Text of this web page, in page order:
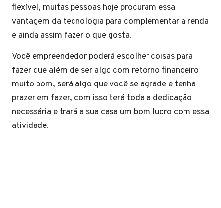
flexível, muitas pessoas hoje procuram essa
vantagem da tecnologia para complementar a renda
e ainda assim fazer o que gosta.
Você empreendedor poderá escolher coisas para
fazer que além de ser algo com retorno financeiro
muito bom, será algo que você se agrade e tenha
prazer em fazer, com isso terá toda a dedicação
necessária e trará a sua casa um bom lucro com essa
atividade.